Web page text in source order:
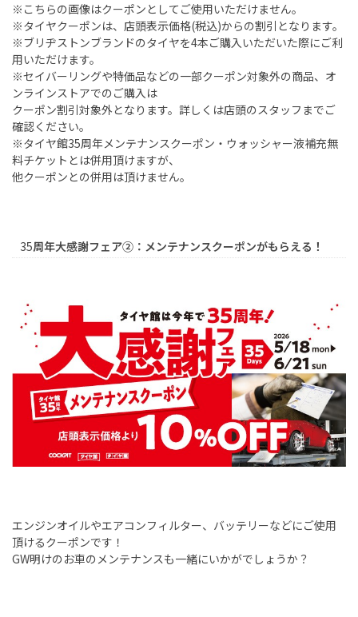
※こちらの画像はクーポンとしてご使用いただけません。
※タイヤクーポンは、店頭表示価格(税込)からの割引となります。
※ブリヂストンブランドのタイヤを4本ご購入いただいた際にご利
用いただけます。
※セイバーリングや特価品などの一部クーポン対象外の商品、オ
ンラインストアでのご購入は
クーポン割引対象外となります。詳しくは店頭のスタッフまでご
確認ください。
※タイヤ館35周年メンテナンスクーポン・ウォッシャー液補充無
料チケットとは併用頂けますが、
他クーポンとの併用は頂けません。
35周年大感謝フェア②：メンテナンスクーポンがもらえる！
エンジンオイルやエアコンフィルター、バッテリーなどにご使用
頂けるクーポンです！
GW明けのお車のメンテナンスも一緒にいかがでしょうか？